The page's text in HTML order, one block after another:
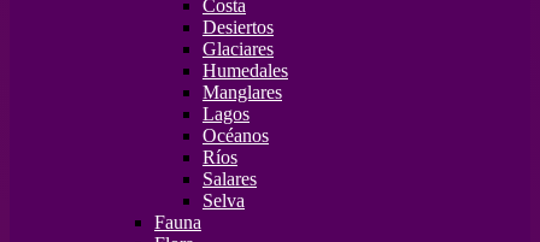
Costa
Desiertos
Glaciares
Humedales
Manglares
Lagos
Océanos
Ríos
Salares
Selva
Fauna